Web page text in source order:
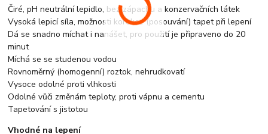
Čiré, pH neutrální lepidlo, bez zápachu a konzervačních látek
Vysoká lepicí síla, možnosti korekce (posouvání) tapet při lepení
Dá se snadno míchat i nanášet, pro použití je připraveno do 20
minut
Míchá se se studenou vodou
Rovnoměrný (homogenní) roztok, nehrudkovatí
Vysoce odolné proti vlhkosti
Odolné vůči změnám teploty, proti vápnu a cementu
Tapetování s jistotou
Vhodné na lepení